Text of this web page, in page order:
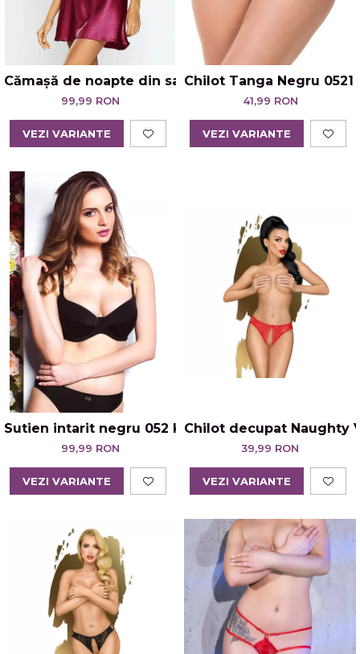
Cămașă de noapte din satin cu bretele subtiri –
99,99 RON
VEZI VARIANTE
Chilot Tanga Negru 0521
41,99 RON
VEZI VARIANTE
Sutien intarit negru 052 Kostar
99,99 RON
VEZI VARIANTE
Chilot decupat Naughty
39,99 RON
VEZI VARIANTE